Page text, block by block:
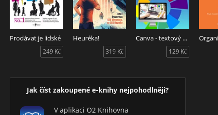
Prodávat je lidské
249 Kč
Heuréka!
319 Kč
Canva - textový průvodce pro začínající tvůrce
129 Kč
Jak číst zakoupené e-knihy nejpohodlněji?
V aplikaci O2 Knihovna